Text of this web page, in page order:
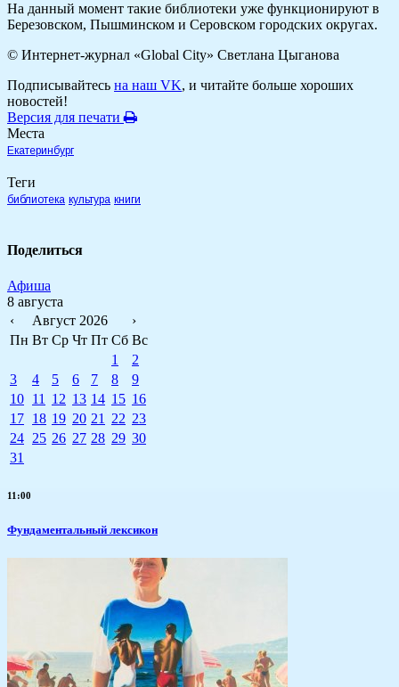
На данный момент такие библиотеки уже функционируют в
Березовском, Пышминском и Серовском городских округах.
© Интернет-журнал «Global City» Светлана Цыганова
Подписывайтесь на наш VK, и читайте больше хороших
новостей!
Версия для печати
Места
Екатеринбург
Теги
библиотека культура книги
Поделиться
Афиша
8 августа
‹
Август 2026
›
Пн Вт Ср Чт Пт Сб Вс
1
2
3
4 5 6 7 8
9
10 11 12 13 14 15 16
17 18 19 20 21 22 23
24 25 26 27 28 29 30
31
11:00
Фундаментальный лексикон